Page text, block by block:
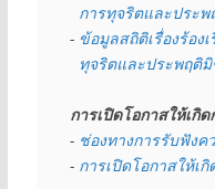
การทุจริตและประ
- ข้อมูลสถิติเรื่องร้อง
ทุจริตและประพฤติ
การเปิดโอกาสให้เกิ
- ช่องทางการรับฟังค
- การเปิดโอกาสให้เ